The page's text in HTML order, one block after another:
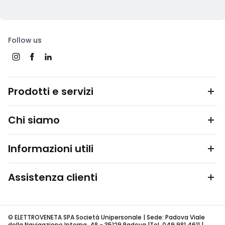
Follow us
Prodotti e servizi
Chi siamo
Informazioni utili
Assistenza clienti
© ELETTROVENETA SPA Società Unipersonale | Sede: Padova Viale